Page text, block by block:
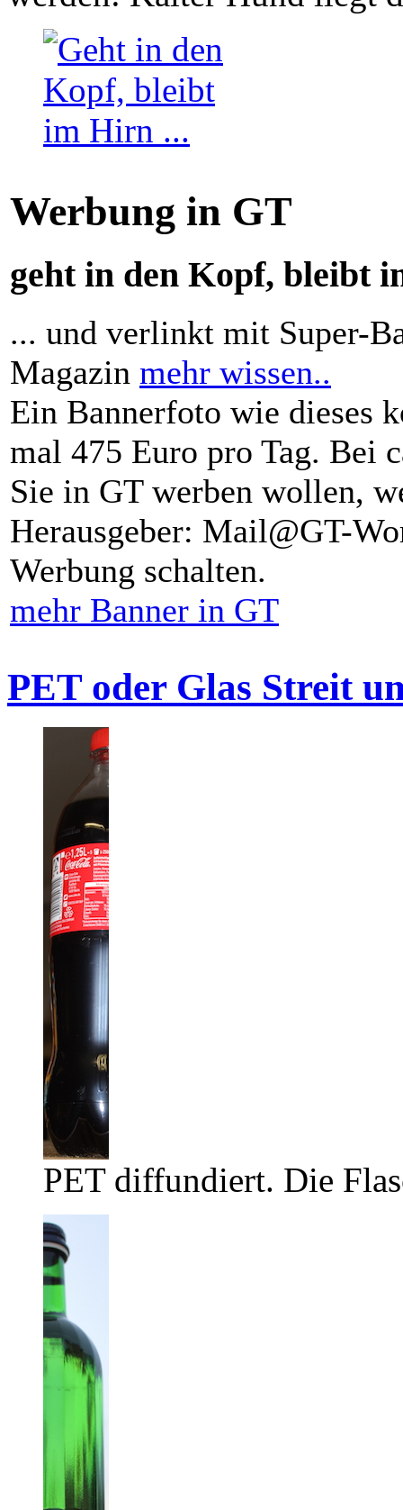
Werbung in GT
geht in den Kopf, bleibt
... und verlinkt mit Super-
Magazin mehr wissen..
Ein Bannerfoto wie dieses
mal 475 Euro pro Tag. Bei
Sie in GT werben wollen,
Herausgeber: Mail@GT-
Werbung schalten.
mehr Banner in GT
PET oder Glas Streit
PET diffundiert. Die